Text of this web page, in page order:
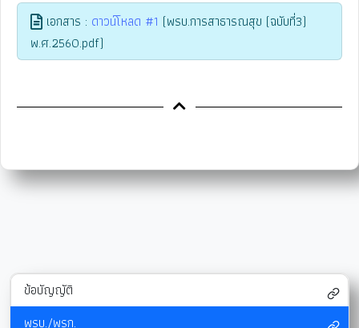
เอกสาร : ดาวน์โหลด #1 (พรบ.การสาธารณสุข (ฉบับที่3)
พ.ศ.2560.pdf)
ข้อบัญญัติ
พรบ./พรก.